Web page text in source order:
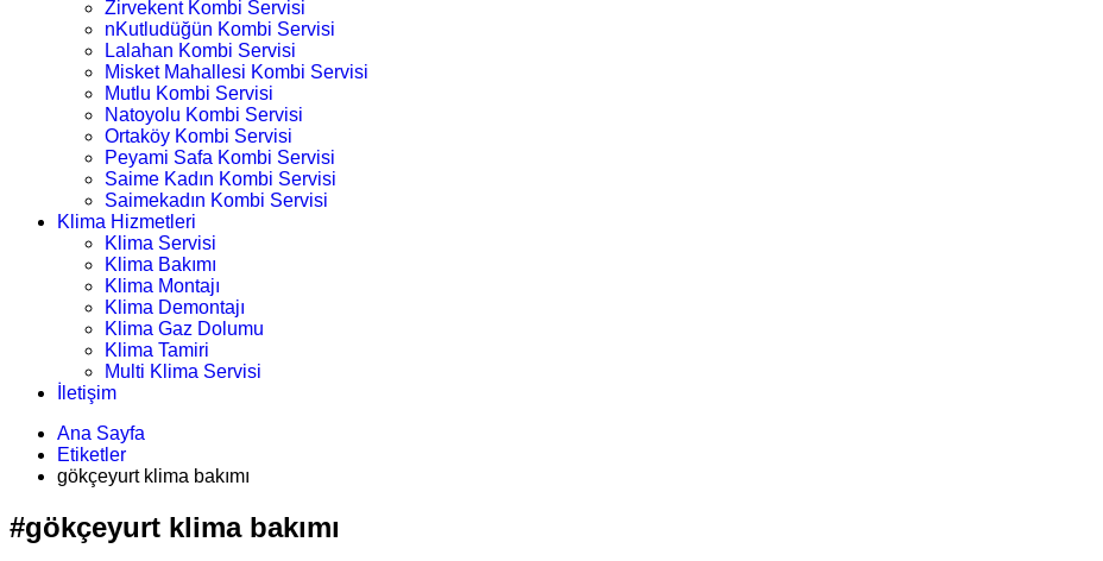
Zirvekent Kombi Servisi
nKutludüğün Kombi Servisi
Lalahan Kombi Servisi
Misket Mahallesi Kombi Servisi
Mutlu Kombi Servisi
Natoyolu Kombi Servisi
Ortaköy Kombi Servisi
Peyami Safa Kombi Servisi
Saime Kadın Kombi Servisi
Saimekadın Kombi Servisi
Klima Hizmetleri
Klima Servisi
Klima Bakımı
Klima Montajı
Klima Demontajı
Klima Gaz Dolumu
Klima Tamiri
Multi Klima Servisi
İletişim
Ana Sayfa
Etiketler
gökçeyurt klima bakımı
#gökçeyurt klima bakımı